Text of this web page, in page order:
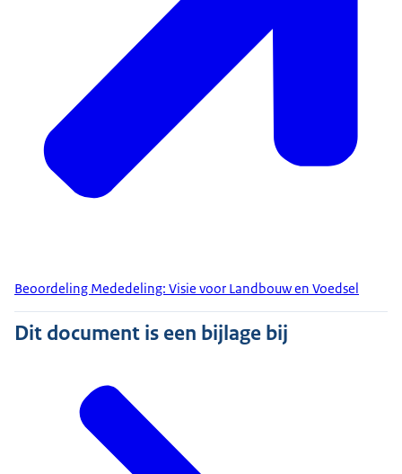
Beoordeling Mededeling: Visie voor Landbouw en Voedsel
Dit document is een bijlage bij